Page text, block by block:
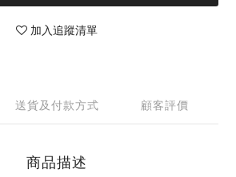
加入追蹤清單
送貨及付款方式 顧客評價
商品描述